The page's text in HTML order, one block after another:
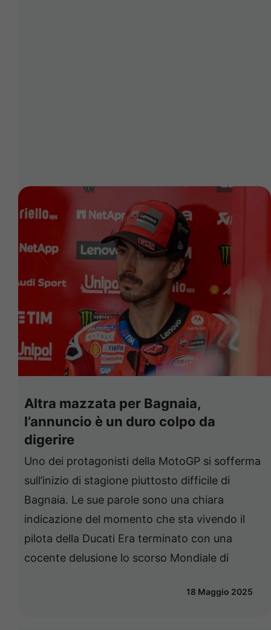
Altra mazzata per Bagnaia,
l’annuncio è un duro colpo da
digerire
Uno dei protagonisti della MotoGP si sofferma
sull’inizio di stagione piuttosto difficile di
Bagnaia. Le sue parole sono una chiara
indicazione del momento che sta vivendo il
pilota della Ducati Era terminato con una
cocente delusione lo scorso Mondiale di
18 Maggio 2025